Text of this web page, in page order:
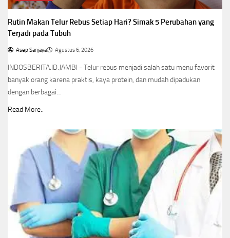
Rutin Makan Telur Rebus Setiap Hari? Simak 5 Perubahan yang
Terjadi pada Tubuh
Asep Sanjaya Agustus 6, 2026
INDOSBERITA.ID.JAMBI - Telur rebus menjadi salah satu menu favorit
banyak orang karena praktis, kaya protein, dan mudah dipadukan
dengan berbagai…
Read More..